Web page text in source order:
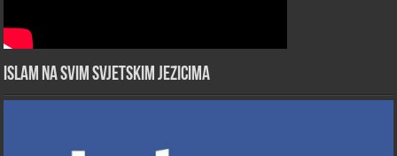
Islam na svim svjetskim jezicima